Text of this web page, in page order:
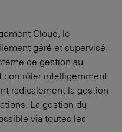
Cloud, le
géré et supervisé.
de gestion au
contrôler intelligemment
radicalement la gestion
La gestion du
via toutes les